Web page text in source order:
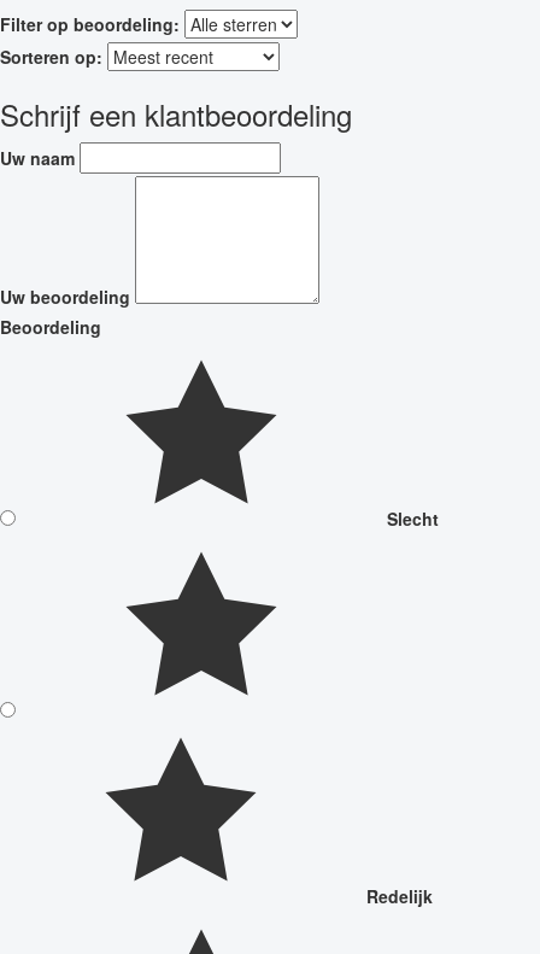
Filter op beoordeling:
Sorteren op:
Schrijf een klantbeoordeling
Uw naam
Uw beoordeling
Beoordeling
Slecht
Redelijk